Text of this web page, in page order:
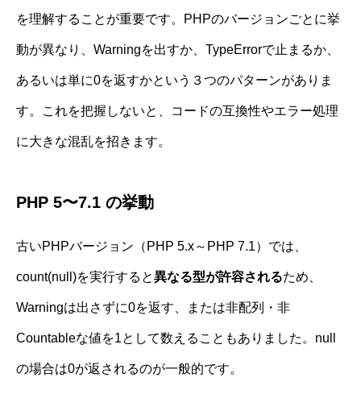
を理解することが重要です。PHPのバージョンごとに挙
動が異なり、Warningを出すか、TypeErrorで止まるか、
あるいは単に0を返すかという３つのパターンがありま
す。これを把握しないと、コードの互換性やエラー処理
に大きな混乱を招きます。
PHP 5〜7.1 の挙動
古いPHPバージョン（PHP 5.x～PHP 7.1）では、
count(null)を実行すると異なる型が許容されるため、
Warningは出さずに0を返す、または非配列・非
Countableな値を1として数えることもありました。null
の場合は0が返されるのが一般的です。